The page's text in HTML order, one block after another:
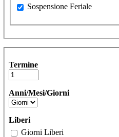
Sospensione Feriale
Sospensione Feriale
Termine
Anni/Mesi/Giorni
Liberi
Giorni Liberi